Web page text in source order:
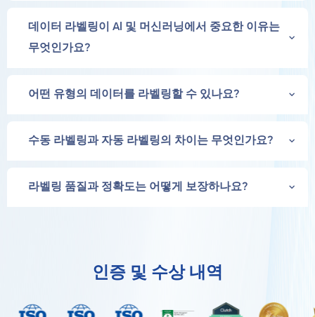
데이터 라벨링이 AI 및 머신러닝에서 중요한 이유는
무엇인가요?
어떤 유형의 데이터를 라벨링할 수 있나요?
수동 라벨링과 자동 라벨링의 차이는 무엇인가요?
라벨링 품질과 정확도는 어떻게 보장하나요?
인증 및 수상 내역